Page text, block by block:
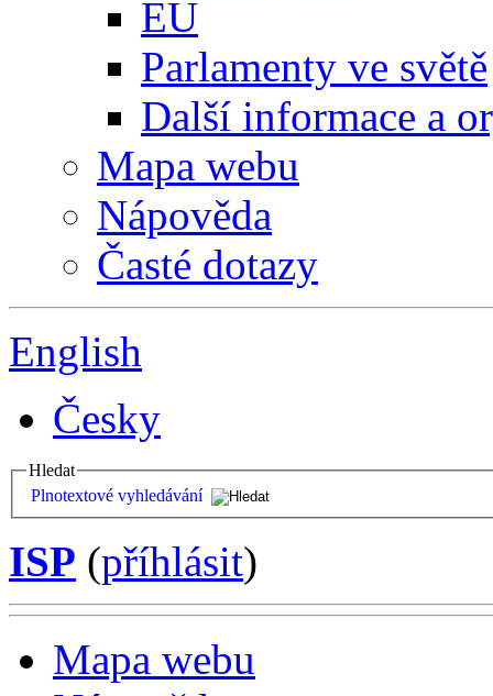
EU
Parlamenty ve světě
Další informace a
Mapa webu
Nápověda
Časté dotazy
English
Česky
Hledat
Plnotextové vyhledávání
ISP (příhlásit)
Mapa webu